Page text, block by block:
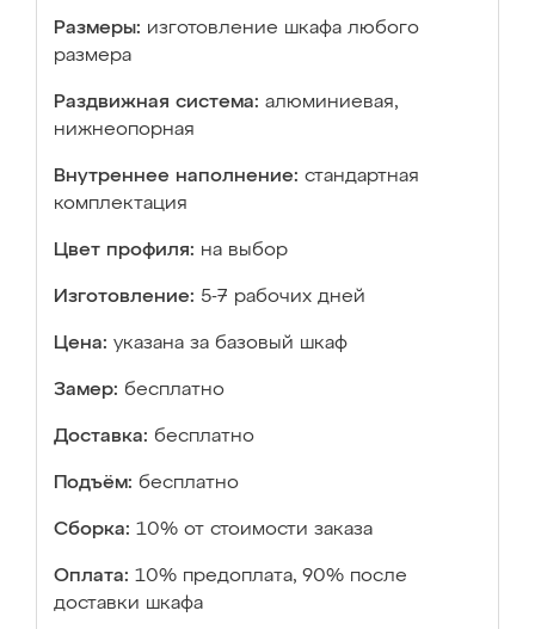
Размеры: изготовление шкафа любого
размера
Раздвижная система: алюминиевая,
нижнеопорная
Внутреннее наполнение: стандартная
комплектация
Цвет профиля: на выбор
Изготовление: 5-7 рабочих дней
Цена: указана за базовый шкаф
Замер: бесплатно
Доставка: бесплатно
Подъём: бесплатно
Сборка: 10% от стоимости заказа
Оплата: 10% предоплата, 90% после
доставки шкафа